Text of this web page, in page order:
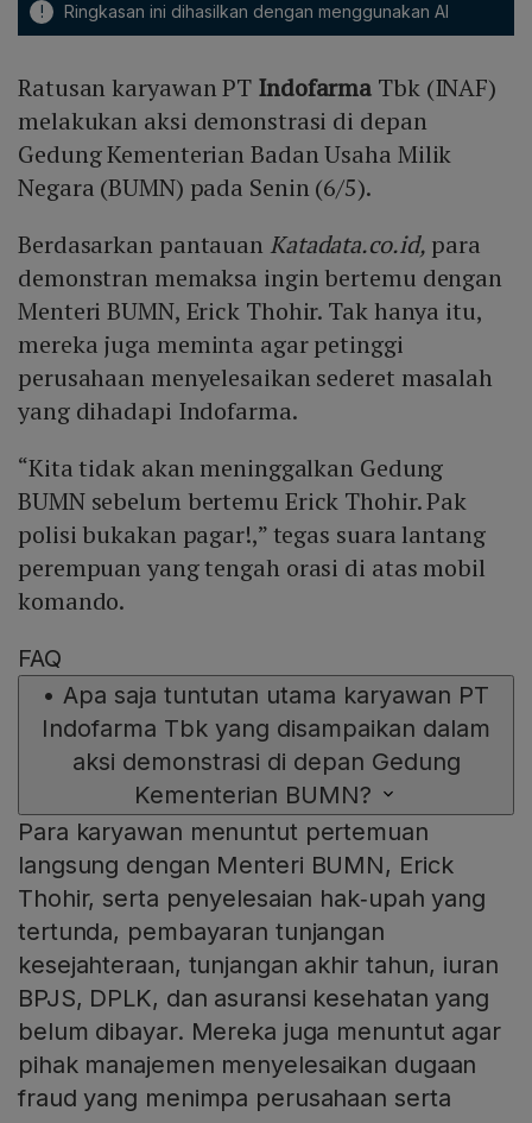
! Ringkasan ini dihasilkan dengan menggunakan AI
Ratusan karyawan PT Indofarma Tbk (INAF)
melakukan aksi demonstrasi di depan
Gedung Kementerian Badan Usaha Milik
Negara (BUMN) pada Senin (6/5).
Berdasarkan pantauan Katadata.co.id, para
demonstran memaksa ingin bertemu dengan
Menteri BUMN, Erick Thohir. Tak hanya itu,
mereka juga meminta agar petinggi
perusahaan menyelesaikan sederet masalah
yang dihadapi Indofarma.
“Kita tidak akan meninggalkan Gedung
BUMN sebelum bertemu Erick Thohir. Pak
polisi bukakan pagar!,” tegas suara lantang
perempuan yang tengah orasi di atas mobil
komando.
FAQ
• Apa saja tuntutan utama karyawan PT
Indofarma Tbk yang disampaikan dalam
aksi demonstrasi di depan Gedung
Kementerian BUMN?
Para karyawan menuntut pertemuan
langsung dengan Menteri BUMN, Erick
Thohir, serta penyelesaian hak‑upah yang
tertunda, pembayaran tunjangan
kesejahteraan, tunjangan akhir tahun, iuran
BPJS, DPLK, dan asuransi kesehatan yang
belum dibayar. Mereka juga menuntut agar
pihak manajemen menyelesaikan dugaan
fraud yang menimpa perusahaan serta